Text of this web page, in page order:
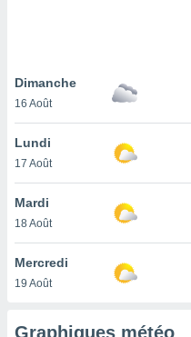
notre
que
et que
Dimanche
16 Août
Lundi
17 Août
Mardi
18 Août
Mercredi
19 Août
Graphiques météo